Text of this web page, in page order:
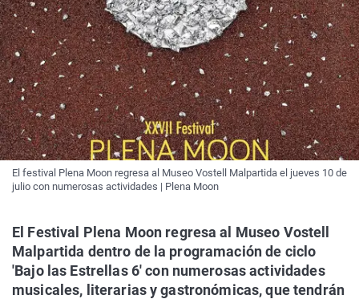
El festival Plena Moon regresa al Museo Vostell Malpartida el jueves 10 de
julio con numerosas actividades | Plena Moon
El Festival Plena Moon regresa al Museo Vostell
Malpartida dentro de la programación de ciclo
'Bajo las Estrellas 6' con numerosas actividades
musicales, literarias y gastronómicas, que tendrán